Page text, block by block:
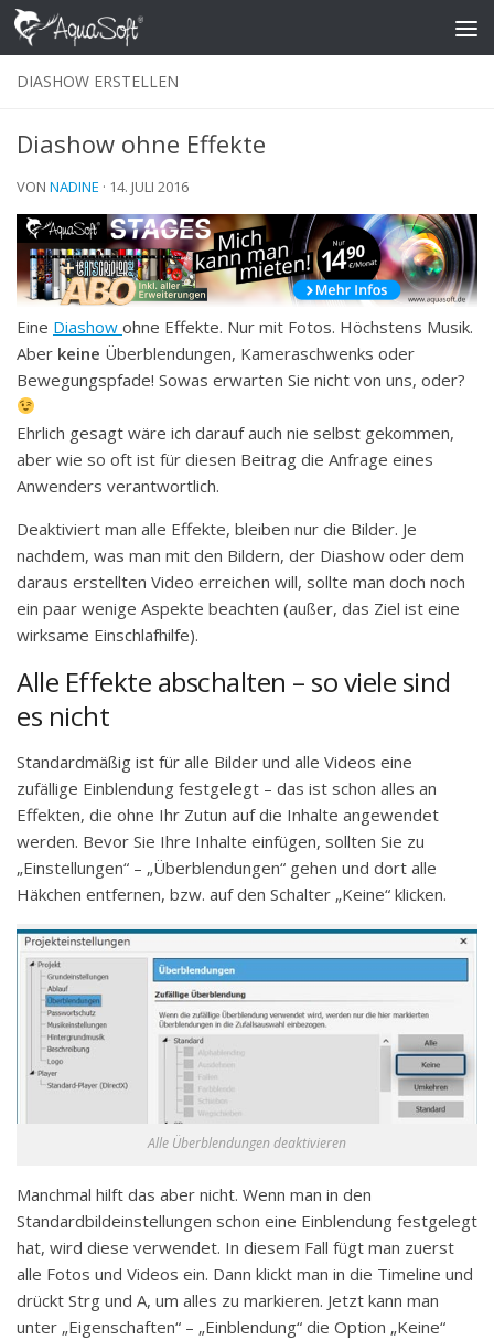
Skip to content
DIASHOW ERSTELLEN
Diashow ohne Effekte
VON NADINE · 14. JULI 2016
Eine Diashow ohne Effekte. Nur mit Fotos. Höchstens Musik.
Aber keine Überblendungen, Kameraschwenks oder
Bewegungspfade! Sowas erwarten Sie nicht von uns, oder?
Ehrlich gesagt wäre ich darauf auch nie selbst gekommen,
aber wie so oft ist für diesen Beitrag die Anfrage eines
Anwenders verantwortlich.
Deaktiviert man alle Effekte, bleiben nur die Bilder. Je
nachdem, was man mit den Bildern, der Diashow oder dem
daraus erstellten Video erreichen will, sollte man doch noch
ein paar wenige Aspekte beachten (außer, das Ziel ist eine
wirksame Einschlafhilfe).
Alle Effekte abschalten – so viele sind
es nicht
Standardmäßig ist für alle Bilder und alle Videos eine
zufällige Einblendung festgelegt – das ist schon alles an
Effekten, die ohne Ihr Zutun auf die Inhalte angewendet
werden. Bevor Sie Ihre Inhalte einfügen, sollten Sie zu
„Einstellungen“ – „Überblendungen“ gehen und dort alle
Häkchen entfernen, bzw. auf den Schalter „Keine“ klicken.
Alle Überblendungen deaktivieren
Manchmal hilft das aber nicht. Wenn man in den
Standardbildeinstellungen schon eine Einblendung festgelegt
hat, wird diese verwendet. In diesem Fall fügt man zuerst
alle Fotos und Videos ein. Dann klickt man in die Timeline und
drückt Strg und A, um alles zu markieren. Jetzt kann man
unter „Eigenschaften“ – „Einblendung“ die Option „Keine“